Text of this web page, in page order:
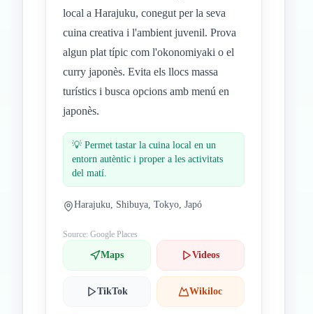
local a Harajuku, conegut per la seva
cuina creativa i l'ambient juvenil. Prova
algun plat típic com l'okonomiyaki o el
curry japonès. Evita els llocs massa
turístics i busca opcions amb menú en
japonès.
💡 Permet tastar la cuina local en un
entorn autèntic i proper a les activitats
del matí.
Harajuku, Shibuya, Tokyo, Japó
Source: Google Places
Maps Videos
TikTok Wikiloc